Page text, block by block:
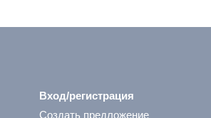
Вход/регистрация
Создать предложение